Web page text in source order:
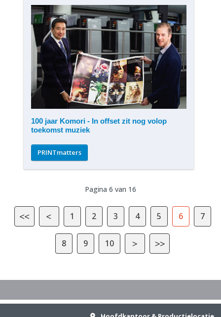
100 jaar Komori - In offset zit nog volop
toekomst muziek
PRINTmatters
Pagina 6 van 16
1 2 3 4 5 6 7
8 9 10